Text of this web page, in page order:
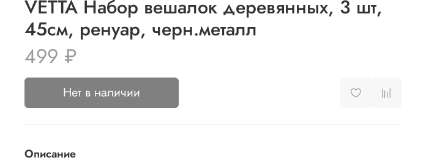
VETTA Набор вешалок деревянных, 3 шт,
45см, ренуар, черн.металл
499 ₽
Нет в наличии
Описание